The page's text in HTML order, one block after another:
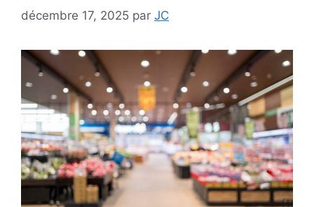
décembre 17, 2025 par JC